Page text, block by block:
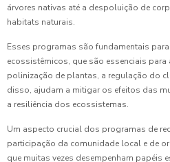
árvores nativas até a despoluição de
habitats naturais.
Esses programas são fundamentais
ecossistêmicos, que são essenciais para
polinização de plantas, a regulação do
disso, ajudam a mitigar os efeitos das
a resiliência dos ecossistemas.
Um aspecto crucial dos programas de
participação da comunidade local e de
que muitas vezes desempenham papéis